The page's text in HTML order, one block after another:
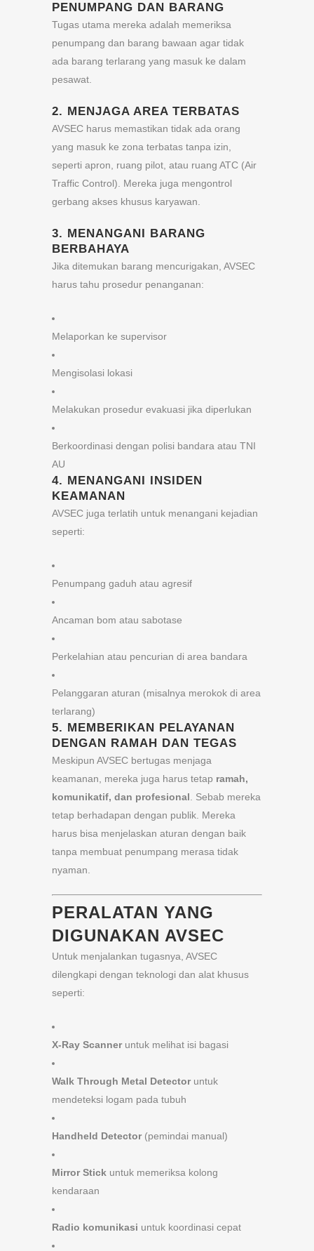
PENUMPANG DAN BARANG
Tugas utama mereka adalah memeriksa
penumpang dan barang bawaan agar tidak
ada barang terlarang yang masuk ke dalam
pesawat.
2. MENJAGA AREA TERBATAS
AVSEC harus memastikan tidak ada orang
yang masuk ke zona terbatas tanpa izin,
seperti apron, ruang pilot, atau ruang ATC (Air
Traffic Control). Mereka juga mengontrol
gerbang akses khusus karyawan.
3. MENANGANI BARANG
BERBAHAYA
Jika ditemukan barang mencurigakan, AVSEC
harus tahu prosedur penanganan:
Melaporkan ke supervisor
Mengisolasi lokasi
Melakukan prosedur evakuasi jika diperlukan
Berkoordinasi dengan polisi bandara atau TNI
AU
4. MENANGANI INSIDEN
KEAMANAN
AVSEC juga terlatih untuk menangani kejadian
seperti:
Penumpang gaduh atau agresif
Ancaman bom atau sabotase
Perkelahian atau pencurian di area bandara
Pelanggaran aturan (misalnya merokok di area
terlarang)
5. MEMBERIKAN PELAYANAN
DENGAN RAMAH DAN TEGAS
Meskipun AVSEC bertugas menjaga
keamanan, mereka juga harus tetap ramah,
komunikatif, dan profesional. Sebab mereka
tetap berhadapan dengan publik. Mereka
harus bisa menjelaskan aturan dengan baik
tanpa membuat penumpang merasa tidak
nyaman.
PERALATAN YANG
DIGUNAKAN AVSEC
Untuk menjalankan tugasnya, AVSEC
dilengkapi dengan teknologi dan alat khusus
seperti:
X-Ray Scanneruntuk melihat isi bagasi
Walk Through Metal Detectoruntuk
mendeteksi logam pada tubuh
Handheld Detector(pemindai manual)
Mirror Stick untuk memeriksa kolong
kendaraan
Radio komunikasi untuk koordinasi cepat